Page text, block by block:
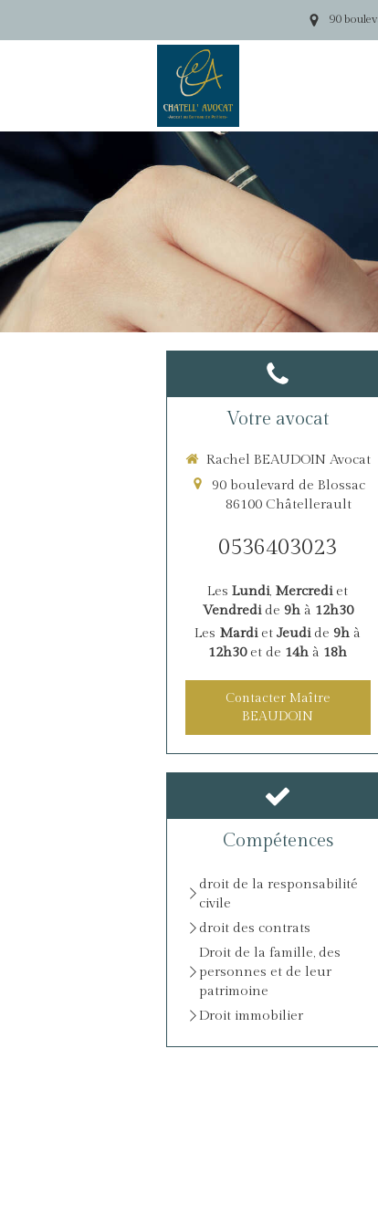
90
Votre avocat
Rachel BEAUDOIN Avocat
90 boulevard de Blossac
86100 Châtellerault
0536403023
LesLundi, Mercrediet
Vendredide 9hà 12h30
Les MardietJeudide 9h à
12h30et de 14h à 18h
Contacter Maître
BEAUDOIN
Compétences
droit de la responsabilité
civile
droit des contrats
Droit de la famille, des
personnes et de leur
patrimoine
Droit immobilier